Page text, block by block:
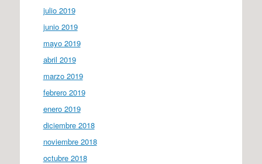
julio 2019
junio 2019
mayo 2019
abril 2019
marzo 2019
febrero 2019
enero 2019
diciembre 2018
noviembre 2018
octubre 2018